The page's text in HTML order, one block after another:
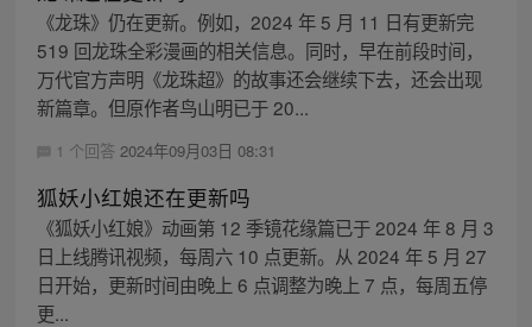
《龙珠》仍在更新。例如，2024 年 5 月 11 日有更新完
519 回龙珠全彩漫画的相关信息。同时，早在前段时间，
万代官方声明《龙珠超》的故事还会继续下去，还会出现
新篇章。但原作者鸟山明已于 20...
1 个回答 2024年09月03日 08:31
狐妖小红娘还在更新吗
《狐妖小红娘》动画第 12 季镜花缘篇已于 2024 年 8 月 3
日上线腾讯视频，每周六 10 点更新。从 2024 年 5 月 27
日开始，更新时间由晚上 6 点调整为晚上 7 点，每周五停
更...